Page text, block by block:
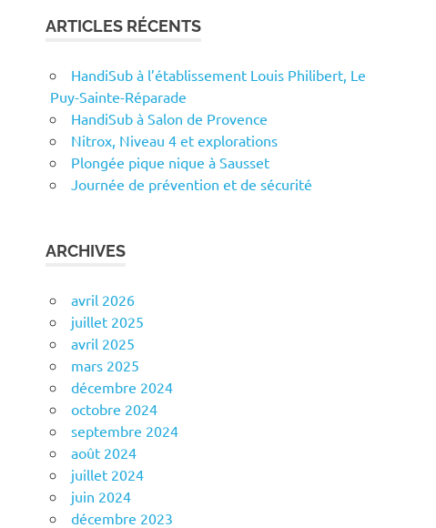
ARTICLES RÉCENTS
HandiSub à l’établissement Louis Philibert, Le
Puy-Sainte-Réparade
HandiSub à Salon de Provence
Nitrox, Niveau 4 et explorations
Plongée pique nique à Sausset
Journée de prévention et de sécurité
ARCHIVES
avril 2026
juillet 2025
avril 2025
mars 2025
décembre 2024
octobre 2024
septembre 2024
août 2024
juillet 2024
juin 2024
décembre 2023